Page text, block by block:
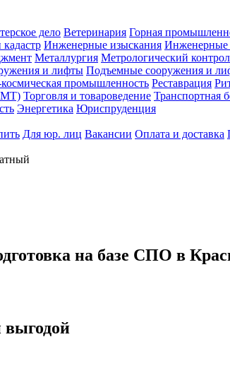
дело Ветеринария Горная
Инженерные изыскания Инженерные
Металлургия Метрологический
и лифты Подъемные сооружения и
промышленность Реставрация
Торговля и товароведение Транспортная
Энергетика Юриспруденция
Для юр. лиц Вакансии Оплата и доставка
на базе СПО в
выгодой